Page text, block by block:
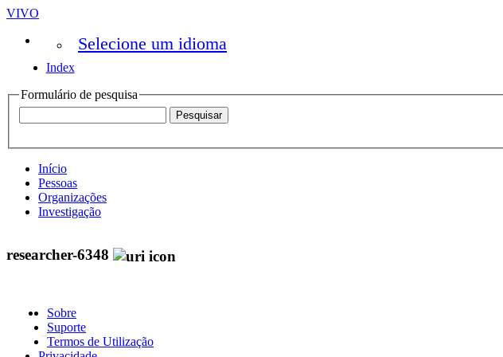
VIVO
Selecione um idioma
Index
Formulário de pesquisa
Início
Pessoas
Organizações
Investigação
researcher-6348
Sobre
Suporte
Termos de Utilização